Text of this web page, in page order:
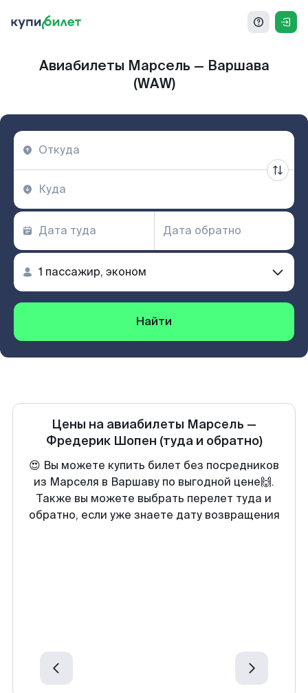
Авиабилеты Марсель — Варшава
(WAW)
Найти
Цены на авиабилеты Марсель —
Фредерик Шопен (туда и обратно)
😍 Вы можете купить билет без посредников
из Марселя в Варшаву по выгодной цене🙌.
Также вы можете выбрать перелет туда и
обратно, если уже знаете дату возвращения